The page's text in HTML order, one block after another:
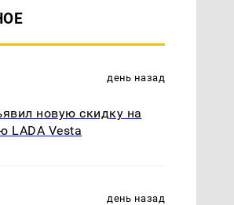
день назад
новую скидку на
LADA Vesta
день назад